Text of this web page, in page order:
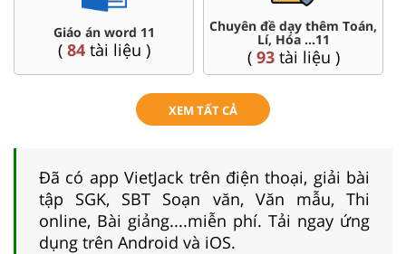
Giáo án word 11
( 84tài liệu )
Chuyên đề dạy thêm Toán,
Lí, Hóa ...11
( 93tài liệu )
XEM TẤT CẢ
Đã có app VietJack trên điện thoại, giải bài
tập SGK, SBT Soạn văn, Văn mẫu, Thi
online, Bài giảng....miễn phí. Tải ngay ứng
dụng trên Android và iOS.